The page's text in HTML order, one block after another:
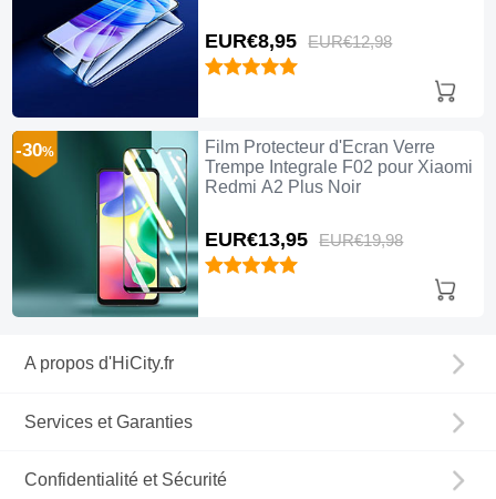
EUR€8,95 EUR€12,98
Film Protecteur d'Ecran Verre
Trempe Integrale F02 pour Xiaomi
Redmi A2 Plus Noir
EUR€13,95 EUR€19,98
-30%
A propos d'HiCity.fr
Services et Garanties
Confidentialité et Sécurité